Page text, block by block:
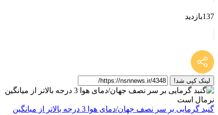
137بازدید
لینک کپی شد!
گنبد گرمایی بر سر نصف جهان/دمای هوا 3 درجه بالاتر از میانگین